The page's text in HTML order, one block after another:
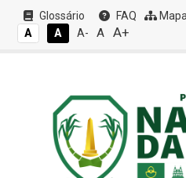
Glossário FAQ
A
A A- A A+